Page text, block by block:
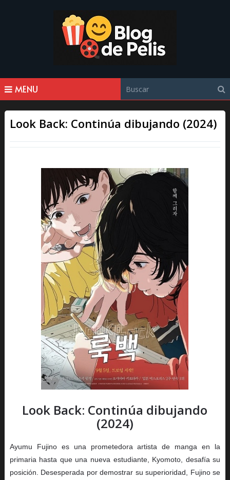
MENU
Look Back: Continúa dibujando (2024)
Look Back: Continúa dibujando
(2024)
Ayumu Fujino es una prometedora artista de manga en la
primaria hasta que una nueva estudiante, Kyomoto, desafía su
posición. Desesperada por demostrar su superioridad, Fujino se